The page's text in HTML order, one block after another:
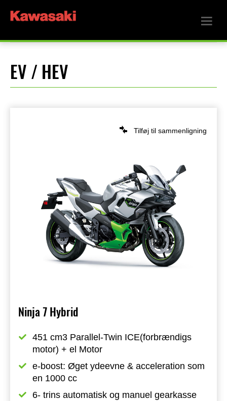
EV / HEV
Tilføj til sammenligning
Ninja 7 Hybrid
451 cm3 Parallel-Twin ICE(forbrændigs
motor) + el Motor
e-boost: Øget ydeevne & acceleration som
en 1000 cc
6- trins automatisk og manuel gearkasse